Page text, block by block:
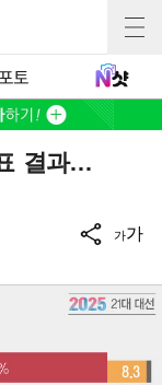
포토
결과…
가가